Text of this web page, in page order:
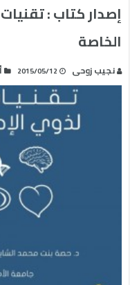
إصدار كتاب :
الخاصة
نجيب زوحى 2015/05/12